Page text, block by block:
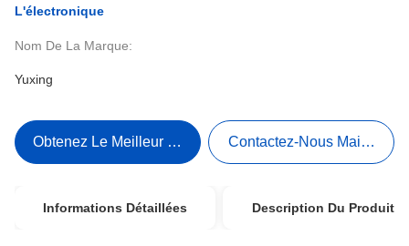
L'électronique
Nom De La Marque:
Yuxing
Obtenez Le Meilleur Prix Contactez-Nous Maintenant
Informations Détaillées Description Du Produit